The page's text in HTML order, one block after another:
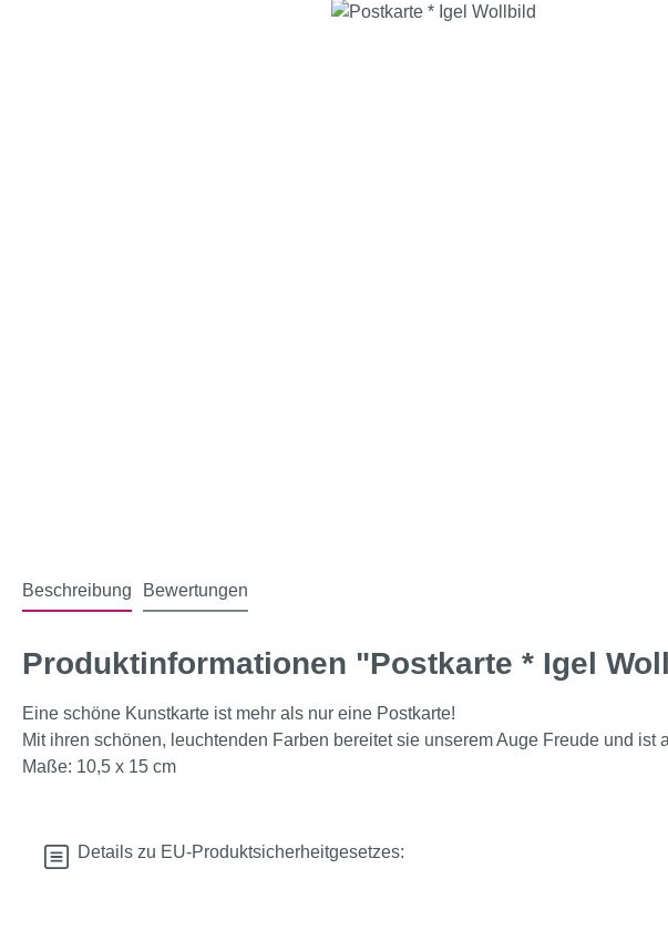
Beschreibung Bewertungen
Produktinformationen "Postkarte * Igel
Eine schöne Kunstkarte ist mehr als nur eine Postkarte!
Mit ihren schönen, leuchtenden Farben bereitet sie unserem Auge Freude und
Maße: 10,5 x 15 cm
Details zu EU-Produktsicherheitgesetzes: